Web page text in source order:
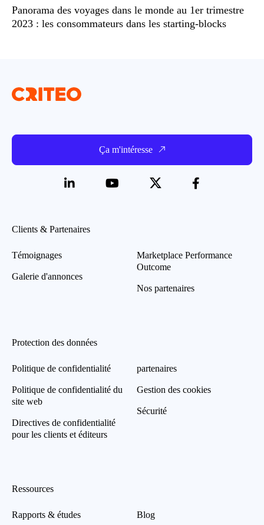
Panorama des voyages dans le monde au 1er trimestre
2023 : les consommateurs dans les starting-blocks
Ça m'intéresse
Clients & Partenaires
Témoignages
Galerie d'annonces
Marketplace Performance
Outcome
Nos partenaires
Protection des données
Politique de confidentialité
Politique de confidentialité du
site web
Directives de confidentialité
pour les clients et éditeurs
partenaires
Gestion des cookies
Sécurité
Ressources
Rapports & études Blog